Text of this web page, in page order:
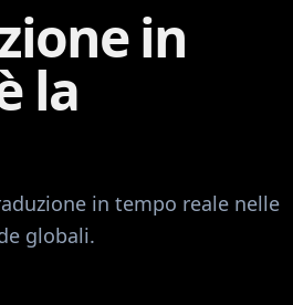
in
la
in tempo reale nelle
globali.